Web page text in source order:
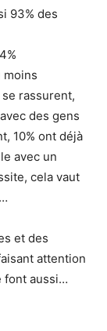
93% des
moins
rassurent,
des gens
10% ont déjà
avec un
cela vaut
et des
attention
font aussi…